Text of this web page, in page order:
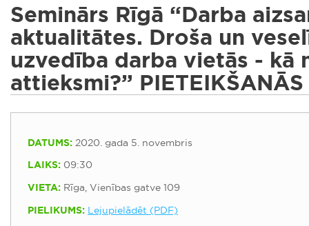
Seminārs Rīgā “Darba
aktualitātes. Droša un
uzvedība darba vietās - kā
attieksmi?” PIETEIKŠANĀS
DATUMS: 2020. gada 5. novembris
LAIKS: 09:30
VIETA: Rīga, Vienības gatve 109
PIELIKUMS: Lejupielādēt (PDF)